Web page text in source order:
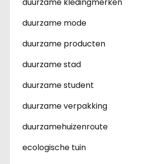
duurzame mode
duurzame producten
duurzame stad
duurzame student
duurzame verpakking
duurzamehuizenroute
ecologische tuin